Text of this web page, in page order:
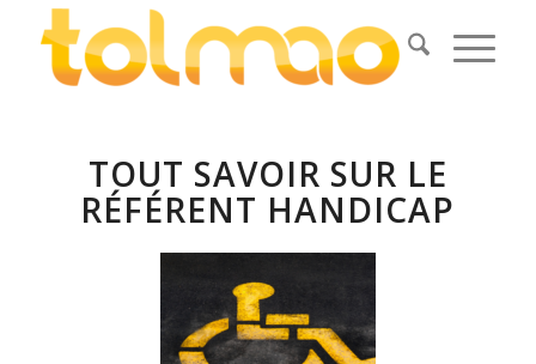
TOUT SAVOIR SUR LE
RÉFÉRENT HANDICAP